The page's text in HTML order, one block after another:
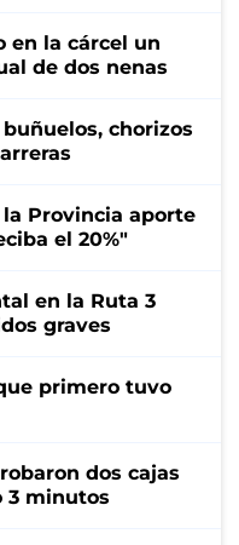
en la cárcel un
de dos nenas
chorizos
Provincia aporte
el 20%"
en la Ruta 3
graves
primero tuvo
dos cajas
3 minutos